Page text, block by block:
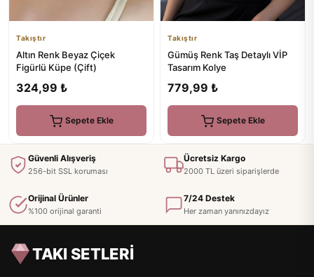
Takıştır
Altın Renk Beyaz Çiçek
Figürlü Küpe (Çift)
324,99 ₺
Sepete Ekle
Takıştır
Gümüş Renk Taş Detaylı VİP
Tasarım Kolye
779,99 ₺
Sepete Ekle
Güvenli Alışveriş
256-bit SSL koruması
Ücretsiz Kargo
2000 TL üzeri siparişlerde
Orijinal Ürünler
%100 orijinal garanti
7/24 Destek
Her zaman yanınızdayız
TAKI SETLERİ